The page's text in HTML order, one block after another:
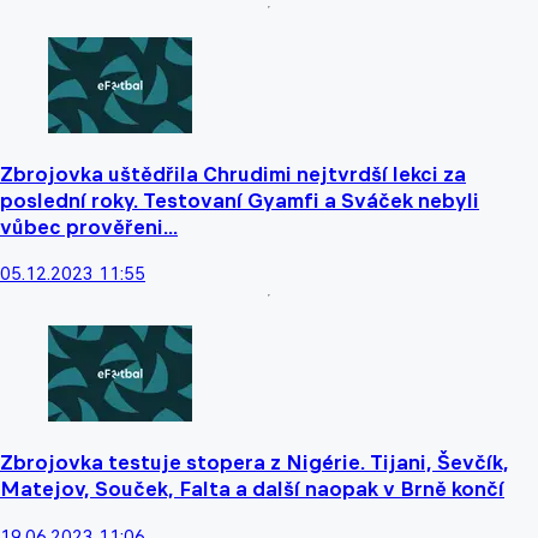
Zbrojovka uštědřila Chrudimi nejtvrdší lekci za
poslední roky. Testovaní Gyamfi a Sváček nebyli
vůbec prověřeni...
05.12.2023 11:55
Zbrojovka testuje stopera z Nigérie. Tijani, Ševčík,
Matejov, Souček, Falta a další naopak v Brně končí